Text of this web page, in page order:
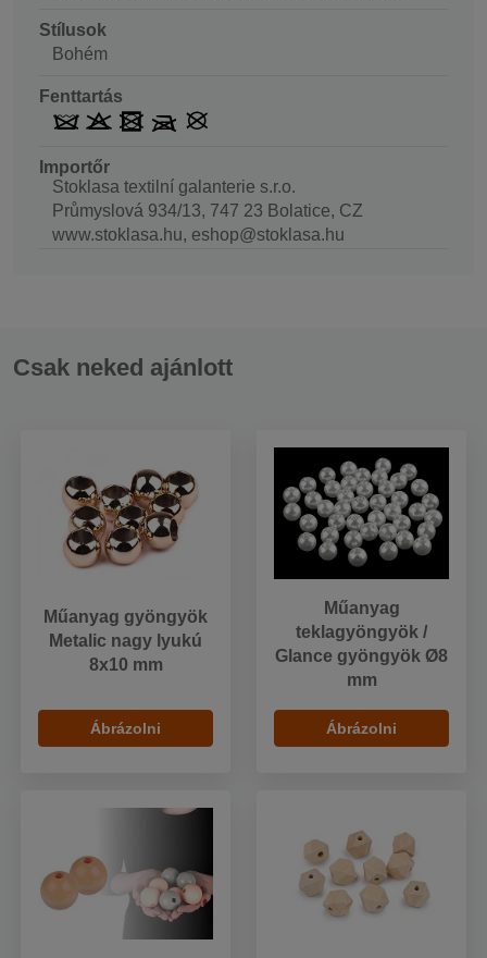
Stílusok
Bohém
Fenttartás
Importőr
Stoklasa textilní galanterie s.r.o.
Průmyslová 934/13, 747 23 Bolatice, CZ
www.stoklasa.hu, eshop@stoklasa.hu
Csak neked ajánlott
Műanyag gyöngyök
Metalic nagy lyukú
8x10 mm
Ábrázolni
Műanyag
teklagyöngyök /
Glance gyöngyök Ø8
mm
Ábrázolni